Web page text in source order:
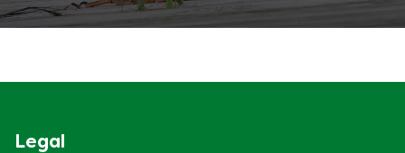
Legal